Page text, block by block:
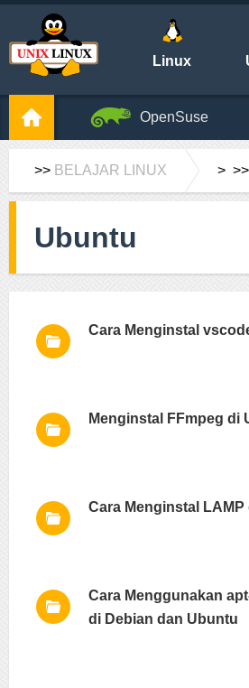
Linux
OpenSuse
>> BELAJAR LINUX > >>
Ubuntu
Cara Menginstal
Menginstal FFmpeg di
Cara Menginstal
Cara Menggunakan
di Debian dan Ubuntu